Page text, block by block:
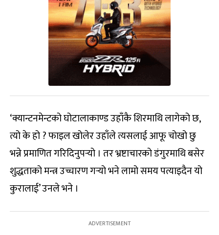
‘क्यान्टनमेन्टको घोटालाकाण्ड उहाँकै शिरमाथि लागेको छ,
त्यो के हो ? फाइल खोलेर उहाँले त्यसलाई आफू चोखो छु
भन्ने प्रमाणित गरिदिनुपर्‍यो । तर भ्रष्टाचारको डंगुरमाथि बसेर
शुद्धताको मन्त्र उच्चारण गर्‍यो भने लामो समय पत्याइदैन यो
कुरालाई’ उनले भने ।